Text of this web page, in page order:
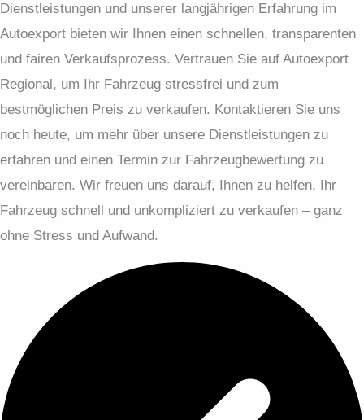
Dienstleistungen und unserer langjährigen Erfahrung im
Autoexport bieten wir Ihnen einen schnellen, transparenten
und fairen Verkaufsprozess. Vertrauen Sie auf Autoexport
Regional, um Ihr Fahrzeug stressfrei und zum
bestmöglichen Preis zu verkaufen. Kontaktieren Sie uns
noch heute, um mehr über unsere Dienstleistungen zu
erfahren und einen Termin zur Fahrzeugbewertung zu
vereinbaren. Wir freuen uns darauf, Ihnen zu helfen, Ihr
Fahrzeug schnell und unkompliziert zu verkaufen – ganz
ohne Stress und Aufwand.